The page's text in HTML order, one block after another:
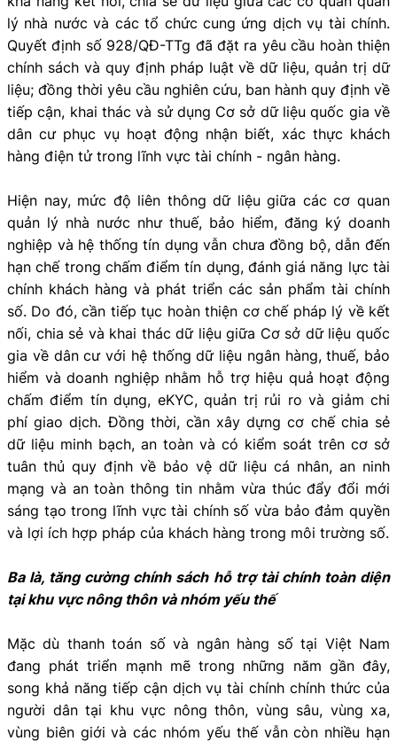
lý nhà nước và các tổ chức cung ứng dịch vụ tài chính.
Quyết định số 928/QĐ-TTg đã đặt ra yêu cầu hoàn thiện
chính sách và quy định pháp luật về dữ liệu, quản trị dữ
liệu; đồng thời yêu cầu nghiên cứu, ban hành quy định về
tiếp cận, khai thác và sử dụng Cơ sở dữ liệu quốc gia về
dân cư phục vụ hoạt động nhận biết, xác thực khách
hàng điện tử trong lĩnh vực tài chính - ngân hàng.
Hiện nay, mức độ liên thông dữ liệu giữa các cơ quan
quản lý nhà nước như thuế, bảo hiểm, đăng ký doanh
nghiệp và hệ thống tín dụng vẫn chưa đồng bộ, dẫn đến
hạn chế trong chấm điểm tín dụng, đánh giá năng lực tài
chính khách hàng và phát triển các sản phẩm tài chính
số. Do đó, cần tiếp tục hoàn thiện cơ chế pháp lý về kết
nối, chia sẻ và khai thác dữ liệu giữa Cơ sở dữ liệu quốc
gia về dân cư với hệ thống dữ liệu ngân hàng, thuế, bảo
hiểm và doanh nghiệp nhằm hỗ trợ hiệu quả hoạt động
chấm điểm tín dụng, eKYC, quản trị rủi ro và giảm chi
phí giao dịch. Đồng thời, cần xây dựng cơ chế chia sẻ
dữ liệu minh bạch, an toàn và có kiểm soát trên cơ sở
tuân thủ quy định về bảo vệ dữ liệu cá nhân, an ninh
mạng và an toàn thông tin nhằm vừa thúc đẩy đổi mới
sáng tạo trong lĩnh vực tài chính số vừa bảo đảm quyền
và lợi ích hợp pháp của khách hàng trong môi trường số.
Ba là, tăng cường chính sách hỗ trợ tài chính toàn diện
tại khu vực nông thôn và nhóm yếu thế
Mặc dù thanh toán số và ngân hàng số tại Việt Nam
đang phát triển mạnh mẽ trong những năm gần đây,
song khả năng tiếp cận dịch vụ tài chính chính thức của
người dân tại khu vực nông thôn, vùng sâu, vùng xa,
vùng biên giới và các nhóm yếu thế vẫn còn nhiều hạn